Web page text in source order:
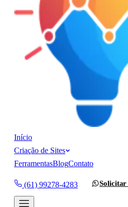
Início
Criação de Sites
FerramentasBlogContato
(61) 99278-4283 Solicitar